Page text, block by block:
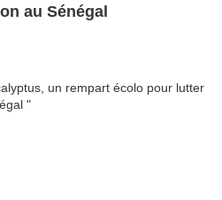
au Sénégal